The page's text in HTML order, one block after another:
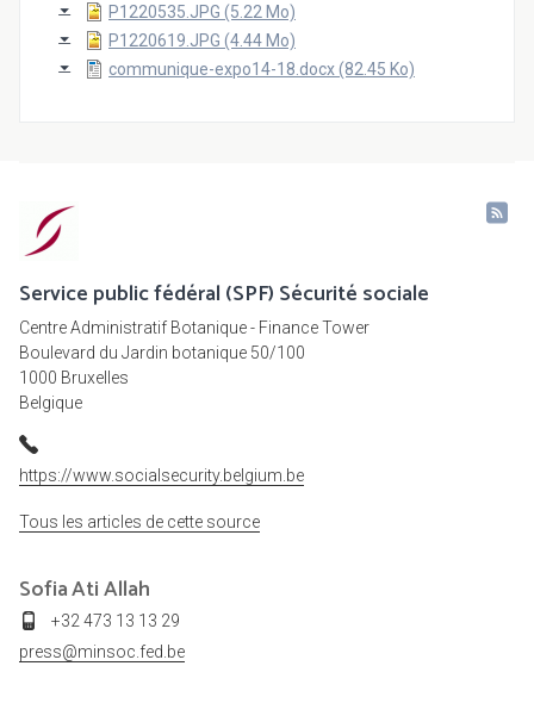
P1220535.JPG (5.22 Mo)
P1220619.JPG (4.44 Mo)
communique-expo14-18.docx (82.45 Ko)
Service public fédéral (SPF) Sécurité sociale
Centre Administratif Botanique - Finance Tower
Boulevard du Jardin botanique 50/100
1000 Bruxelles
Belgique
https://www.socialsecurity.belgium.be
Tous les articles de cette source
SofiaAti Allah
+32 473 13 13 29
press@minsoc.fed.be